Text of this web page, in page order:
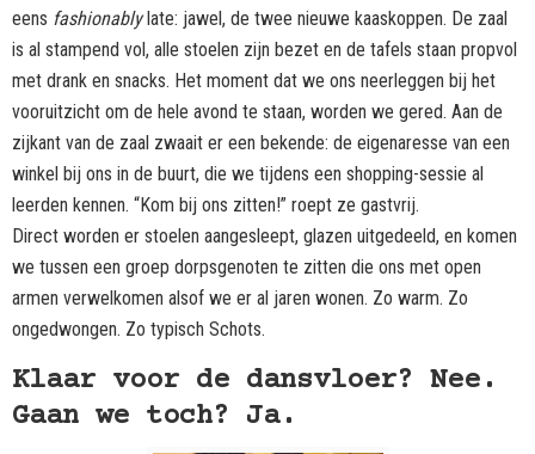
eens fashionablylate: jawel, de twee nieuwe kaaskoppen. De zaal
is al stampend vol, alle stoelen zijn bezet en de tafels staan propvol
met drank en snacks. Het moment dat we ons neerleggen bij het
vooruitzicht om de hele avond te staan, worden we gered. Aan de
zijkant van de zaal zwaait er een bekende: de eigenaresse van een
winkel bij ons in de buurt, die we tijdens een shopping-sessie al
leerden kennen. “Kom bij ons zitten!” roept ze gastvrij.
Direct worden er stoelen aangesleept, glazen uitgedeeld, en komen
we tussen een groep dorpsgenoten te zitten die ons met open
armen verwelkomen alsof we er al jaren wonen. Zo warm. Zo
ongedwongen. Zo typisch Schots.
Klaar voor de dansvloer? Nee.
Gaan we toch? Ja.